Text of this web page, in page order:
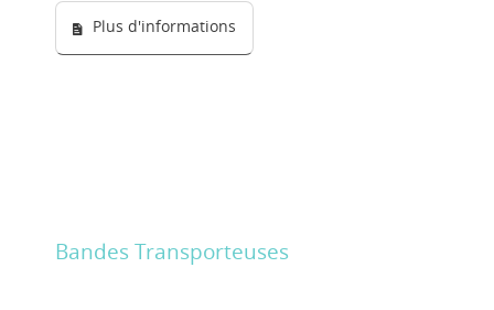
Plus d'informations
Bandes Transporteuses